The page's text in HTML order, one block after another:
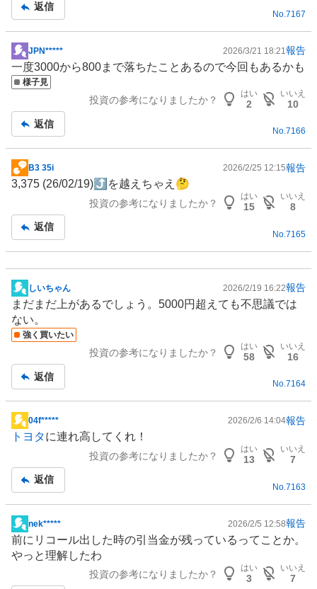
返信
No. 7167
掲
示
板
JPN***** 2026/3/21 18:21 報告
一度3000から800まで落ちたことあるので今回もあるかも
様子見
投資の参考になりましたか？
はい
2
いいえ
10
返信
No.7166
掲
示
事
B3 35i 2026/2/25 12:15報告
3,375 (26/02/19)⤴を越えちゃえ🤔
投資の参考になりましたか？
はい
15
いいえ
8
返信
No. 7165
掲
示
板
記
しいちゃん 2026/2/19 16:22報告
まだまだ上があるでしょう。5000円超えても不思議では
ない。
強く買いたい
投資の参考になりましたか？
はい
58
いいえ
16
返信
No.7164
掲
示
事
04f***** 2026/2/6 14:04報告
トヨタに連れ高してくれ！
投資の参考になりましたか？
はい
13
いいえ
7
返信
No. 7163
掲
示
板
nek***** 2026/2/5 12:58報告
前にリコール出した時の引当金が残っているってことか。
やっと理解したわ
投資の参考になりましたか？
はい
3
いいえ
7